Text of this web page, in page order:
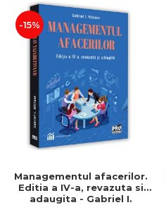
-15%
Managementul afacerilor.
Editia a IV-a, revazuta si
adaugita - Gabriel I.